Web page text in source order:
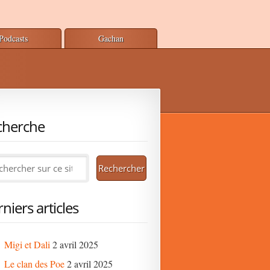
Gachan
articles
Migi et Dali 2 avril 2025
Le clan des Poe2 avril 2025